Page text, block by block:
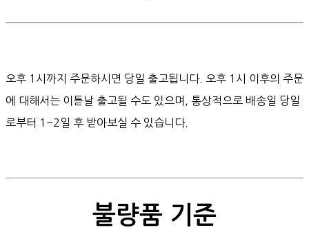
오후 1시까지 주문하시면 당일 출고됩니다. 오후 1시 이후의 주문
에 대해서는 이튿날 출고될 수도 있으며, 통상적으로 배송일 당일
로부터 1~2일 후 받아보실 수 있습니다.
불량품 기준